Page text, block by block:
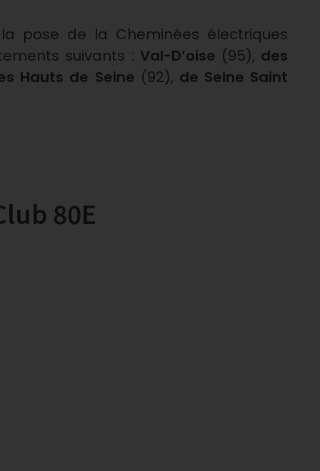
pose de la Cheminées électriques
suivants : Val-D’oise (95), des
Hauts de Seine (92), de Seine Saint
80E